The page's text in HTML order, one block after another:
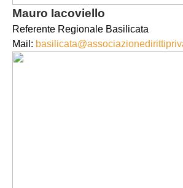
Mauro Iacoviello
Referente Regionale Basilicata
Mail: